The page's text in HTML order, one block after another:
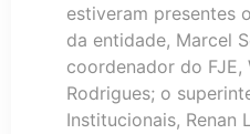
estiveram presentes
da entidade, Marcel
coordenador do
Rodrigues; o
Institucionais, Renan